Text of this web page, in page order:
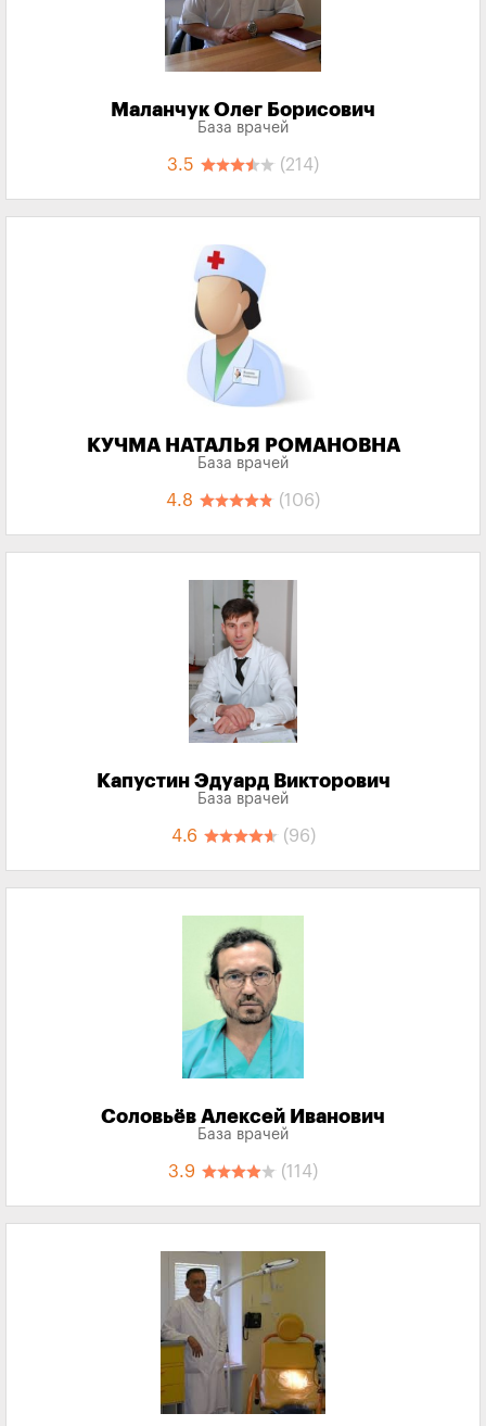
Маланчук Олег Борисович
База врачей
3.5 (214)
КУЧМА НАТАЛЬЯ РОМАНОВНА
База врачей
4.8 (106)
Капустин Эдуард Викторович
База врачей
4.6 (96)
Соловьёв Алексей Иванович
База врачей
3.9 (114)